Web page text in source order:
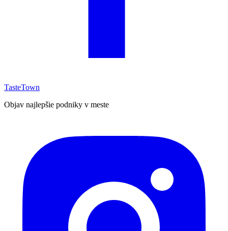
TasteTown
Objav najlepšie podniky v meste